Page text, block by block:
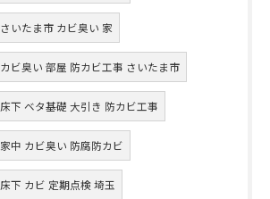
さいたま市 カビ臭い 家
カビ臭い 部屋 防カビ工事 さいたま市
床下 ベタ基礎 大引き 防カビ工事
家中 カビ臭い 防腐防カビ
床下 カビ 定期点検 埼玉